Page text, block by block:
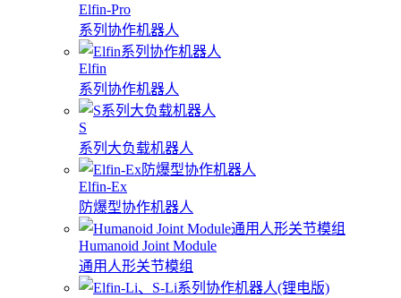
Elfin-Pro
系列协作机器人
Elfin
系列协作机器人
S
系列大负载机器人
Elfin-Ex
防爆型协作机器人
Humanoid Joint Module
通用人形关节模组